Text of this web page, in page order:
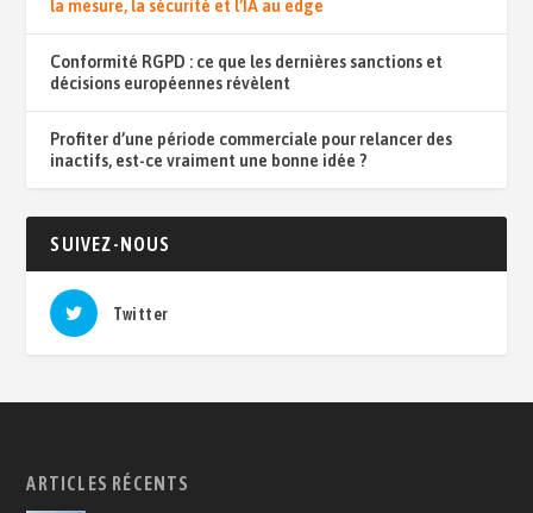
la mesure, la sécurité et l’IA au edge
Conformité RGPD : ce que les dernières sanctions et
décisions européennes révèlent
Profiter d’une période commerciale pour relancer des
inactifs, est-ce vraiment une bonne idée ?
SUIVEZ-NOUS
Twitter
ARTICLES RÉCENTS